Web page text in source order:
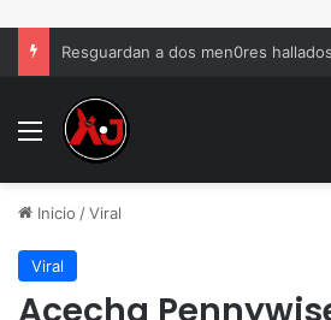
Menu
Inicio /Viral
Viral